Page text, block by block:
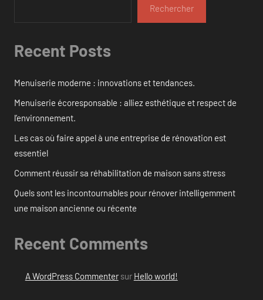
Rechercher
Recent Posts
Menuiserie moderne : innovations et tendances.
Menuiserie écoresponsable : alliez esthétique et respect de
l’environnement.
Les cas où faire appel à une entreprise de rénovation est
essentiel
Comment réussir sa réhabilitation de maison sans stress
Quels sont les incontournables pour rénover intelligemment
une maison ancienne ou récente
Recent Comments
A WordPress Commentersur Hello world!